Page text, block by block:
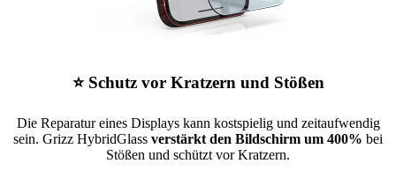
⭐ Schutz vor Kratzern und Stößen
Die Reparatur eines Displays kann kostspielig und zeitaufwendig
sein. Grizz HybridGlass verstärkt den Bildschirm um 400% bei
Stößen und schützt vor Kratzern.